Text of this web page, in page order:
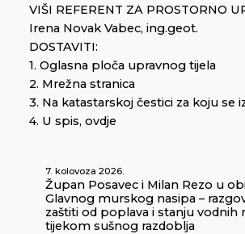
VIŠI REFERENT ZA PROSTORNO
Irena Novak Vabec, ing.geot.
DOSTAVITI:
1. Oglasna ploča upravnog tijela
2. Mrežna stranica
3. Na katastarskoj čestici za koju se
4. U spis, ovdje
7. kolovoza 2026.
Župan Posavec i Milan Rezo u
Glavnog murskog nasipa –
zaštiti od poplava i stanju vodnih
tijekom sušnog razdoblja